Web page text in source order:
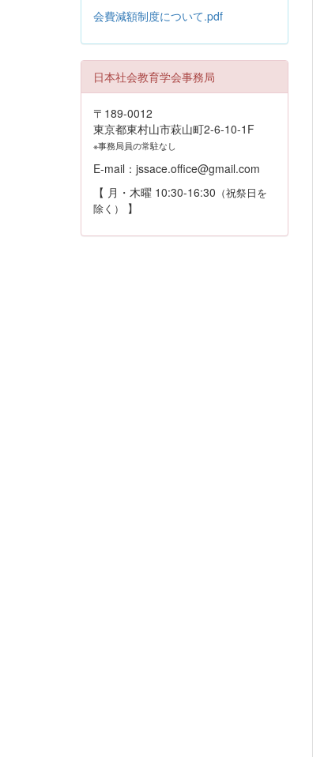
会費減額制度について.pdf
日本社会教育学会事務局
〒189-0012
東京都東村山市萩山町2-6-10-1F
※事務局員の常駐なし
E-mail：jssace.office@gmail.com
【 月・木曜 10:30-16:30 （祝祭日を
除く）
】